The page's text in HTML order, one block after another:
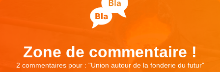
Zone de commentaire !
2 commentaires pour : "Union autour de la fonderie du futur"